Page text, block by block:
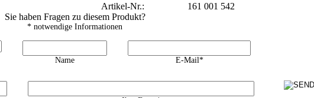
Artikel-Nr.:
161 001 542
Sie haben Fragen zu diesem Produkt?
* notwendige Informationen
Name E-Mail*